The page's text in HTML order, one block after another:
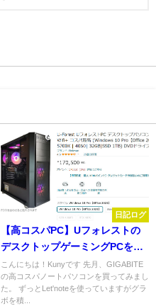
日記ログ
【高コスパPC】Uフォレストの
デスクトップゲーミングPCを買
ってみた
こんにちは！Kunyです 先月、GIGABITE
の高コスパノートパソコンを買ってみまし
た。 ずっとLet'noteを使っていますがグラ
ボを積...